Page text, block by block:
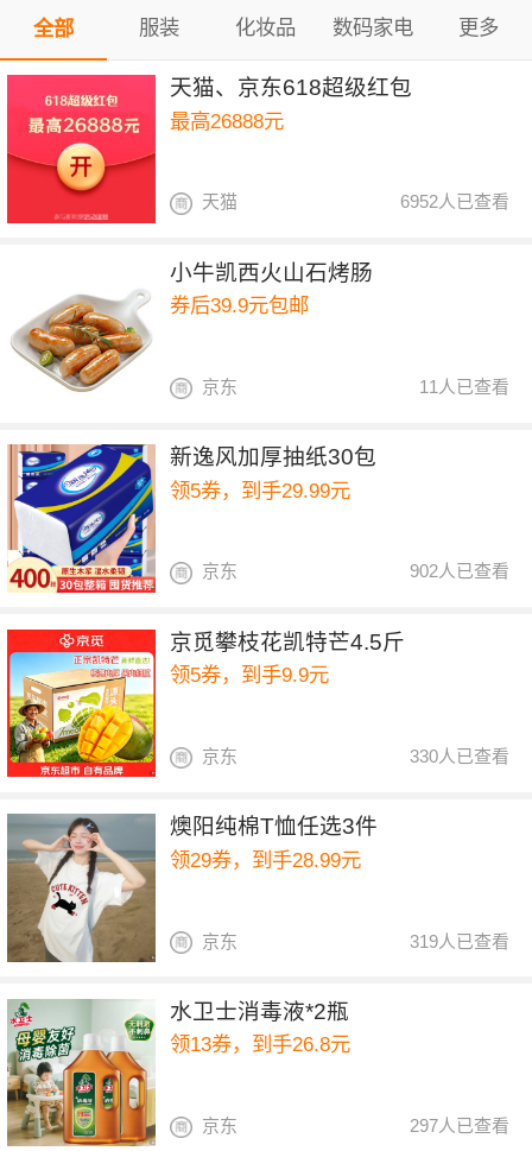
全部 服装 化妆品 数码家电 更多
天猫、京东618超级红包
最高26888元
6952人已查看
天猫
小牛凯西火山石烤肠
券后39.9元包邮
11人已查看
京东
新逸风加厚抽纸30包
领5券，到手29.99元
902人已查看
京东
京觅攀枝花凯特芒4.5斤
领5券，到手9.9元
330人已查看
京东
燠阳纯棉T恤任选3件
领29券，到手28.99元
319人已查看
京东
水卫士消毒液*2瓶
领13券，到手26.8元
297人已查看
京东